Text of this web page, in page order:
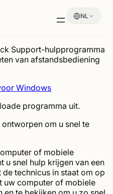
NL
Support-hulpprogramma
van afstandsbediening
Windows
programma uit.
om u snel te
of mobiele
u snel hulp krijgen van een
technicus in staat om op
uw computer of mobiele